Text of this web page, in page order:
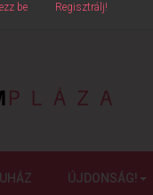
be Regisztrálj!
ÚJDONSÁG!